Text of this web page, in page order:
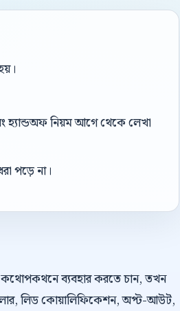
হ্যান্ডঅফ নিয়ম আগে থেকে লেখা
পড়ে না।
কথোপকথনে ব্যবহার করতে চান, তখন
লিড কোয়ালিফিকেশন, অপ্ট-আউট,